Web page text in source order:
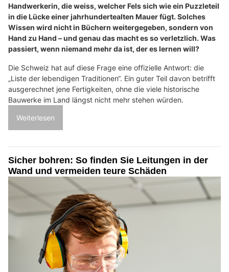
Handwerkerin, die weiss, welcher Fels sich wie ein Puzzleteil
in die Lücke einer jahrhundertealten Mauer fügt. Solches
Wissen wird nicht in Büchern weitergegeben, sondern von
Hand zu Hand – und genau das macht es so verletzlich. Was
passiert, wenn niemand mehr da ist, der es lernen will?
Die Schweiz hat auf diese Frage eine offizielle Antwort: die
„Liste der lebendigen Traditionen“. Ein guter Teil davon betrifft
ausgerechnet jene Fertigkeiten, ohne die viele historische
Bauwerke im Land längst nicht mehr stehen würden.
Weiterlesen
Sicher bohren: So finden Sie Leitungen in der
Wand und vermeiden teure Schäden